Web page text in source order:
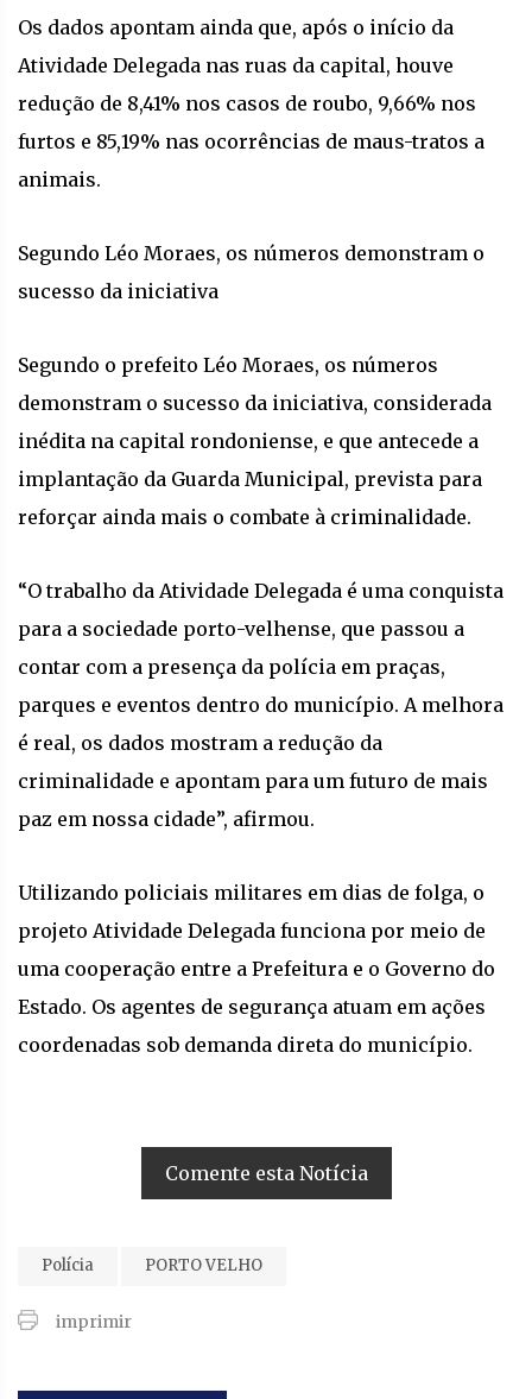
Os dados apontam ainda que, após o início da
Atividade Delegada nas ruas da capital, houve
redução de 8,41% nos casos de roubo, 9,66% nos
furtos e 85,19% nas ocorrências de maus-tratos a
animais.
Segundo Léo Moraes, os números demonstram o
sucesso da iniciativa
Segundo o prefeito Léo Moraes, os números
demonstram o sucesso da iniciativa, considerada
inédita na capital rondoniense, e que antecede a
implantação da Guarda Municipal, prevista para
reforçar ainda mais o combate à criminalidade.
“O trabalho da Atividade Delegada é uma conquista
para a sociedade porto-velhense, que passou a
contar com a presença da polícia em praças,
parques e eventos dentro do município. A melhora
é real, os dados mostram a redução da
criminalidade e apontam para um futuro de mais
paz em nossa cidade”, afirmou.
Utilizando policiais militares em dias de folga, o
projeto Atividade Delegada funciona por meio de
uma cooperação entre a Prefeitura e o Governo do
Estado. Os agentes de segurança atuam em ações
coordenadas sob demanda direta do município.
Comente esta Notícia
Polícia PORTO VELHO
imprimir